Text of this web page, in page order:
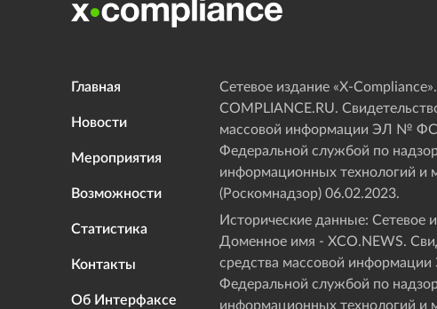
Главная
Новости
Мероприятия
Возможности
Статистика
Контакты
Об Интерфаксе
Сетевое издание «Х-
COMPLIANCE.RU.
массовой информации ЭЛ №
Федеральной службой по
информационных технологий и
(Роскомнадзор) 06.02.2023.
Исторические данные: Сетевое
Доменное имя - XCO.NEWS.
средства массовой
Федеральной службой по
информационных технологий и